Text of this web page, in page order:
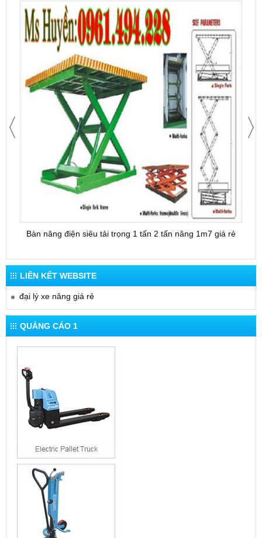
Bàn nâng điện siêu tải trọng 1 tấn 2 tấn nâng 1m7 giá rẻ
LIÊN KẾT WEBSITE
đại lý xe nâng giá rẻ
QUẢNG CÁO 1